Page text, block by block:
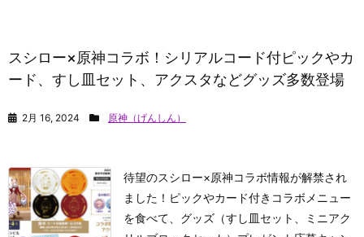
スシロー×原神コラボ！シリアルコード付ピックやカ
ード、すし皿セット、アクスタなどグッズ多数登場
2月 16, 2024 原神（げんしん）
待望のスシロー×原神コラボ情報が解禁され
ました！ピックやカード付きコラボメニュー
を食べて、グッズ（すし皿セット、ミニアク